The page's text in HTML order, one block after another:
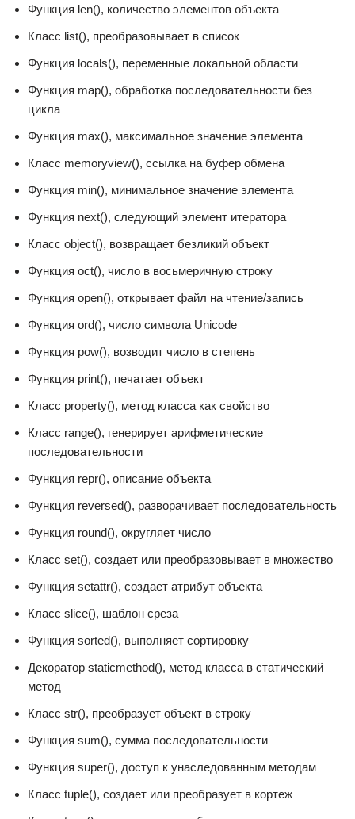
Функция len(), количество элементов объекта
Класс list(), преобразовывает в список
Функция locals(), переменные локальной области
Функция map(), обработка последовательности без
цикла
Функция max(), максимальное значение элемента
Класс memoryview(), ссылка на буфер обмена
Функция min(), минимальное значение элемента
Функция next(), следующий элемент итератора
Класс object(), возвращает безликий объект
Функция oct(), число в восьмеричную строку
Функция open(), открывает файл на чтение/запись
Функция ord(), число символа Unicode
Функция pow(), возводит число в степень
Функция print(), печатает объект
Класс property(), метод класса как свойство
Класс range(), генерирует арифметические
последовательности
Функция repr(), описание объекта
Функция reversed(), разворачивает последовательность
Функция round(), округляет число
Класс set(), создает или преобразовывает в множество
Функция setattr(), создает атрибут объекта
Класс slice(), шаблон среза
Функция sorted(), выполняет сортировку
Декоратор staticmethod(), метод класса в статический
метод
Класс str(), преобразует объект в строку
Функция sum(), сумма последовательности
Функция super(), доступ к унаследованным методам
Класс tuple(), создает или преобразует в кортеж